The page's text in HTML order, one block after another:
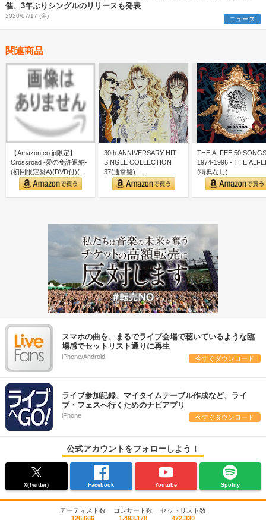
催、3年ぶりシングルのリリースも発表
2020/07/17 (金) ニュース
関連商品
【Amazon.co.jp限定】
Crossroad -愛の免許返納-
(初回限定盤A)(DVD付)(…
30th ANNIVERSARY HIT
SINGLE COLLECTION
37(通常盤) - …
THE ALFEE 50 SONGS
1974-1996 - THE
(特典なし)
スマホの曲を、まるでライブ会場で聴いているような臨
場感でセットリスト通りに再生
iPhone/Android 今すぐダウンロード
ライブ参加記録、マイタイムテーブル作成など、ライ
ブ・フェスへ行くためのナビアプリ
iPhone 今すぐダウンロード
公式アカウントをフォローしよう！
X(Twitter) Facebook Youtube Spotify
アーティスト数
126,666
コンサート数
1,493,178
セットリスト数
472,330